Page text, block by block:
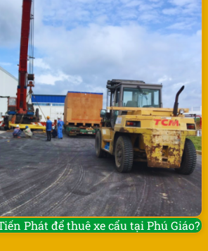
Phát để thuê xe cẩu tại Phú Giáo?